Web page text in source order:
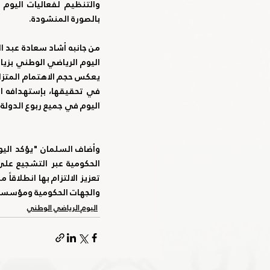
بالصورة المنشودة.
اليوم في جميع ربوع
والجهات الحكومية
اليوم الرياضي الوطني